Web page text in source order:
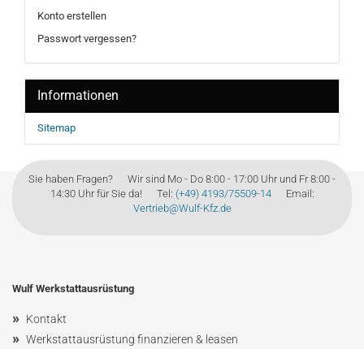
Konto erstellen
Passwort vergessen?
Informationen
Sitemap
Sie haben Fragen? Wir sind Mo - Do 8:00 - 17:00 Uhr und Fr 8:00 -
14:30 Uhr für Sie da! Tel: (+49) 4193/75509-14Email:
Vertrieb@Wulf-Kfz.de
Wulf Werkstattausrüstung
» Kontakt
» Werkstattausrüstung finanzieren & leasen